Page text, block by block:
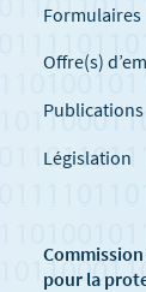
Formulaires
Offre(s)
Publications
Législation
pour la